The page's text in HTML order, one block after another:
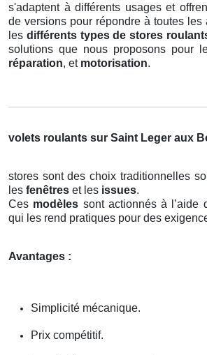
s'adaptent à différents usages et
de versions pour répondre à toutes les
les différents types de stores
solutions que nous proposons pour
réparation, et motorisation.
volets roulants sur Saint Leger aux
stores sont des choix traditionnelles
les fenêtres et les issues.
Ces modèles sont actionnés à l’aide
qui les rend pratiques pour des
Avantages :
Simplicité mécanique.
Prix compétitif.